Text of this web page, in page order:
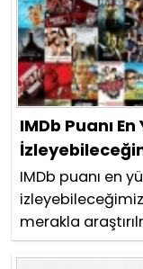
IMDb Puanı
IMDb puanı en
merakla